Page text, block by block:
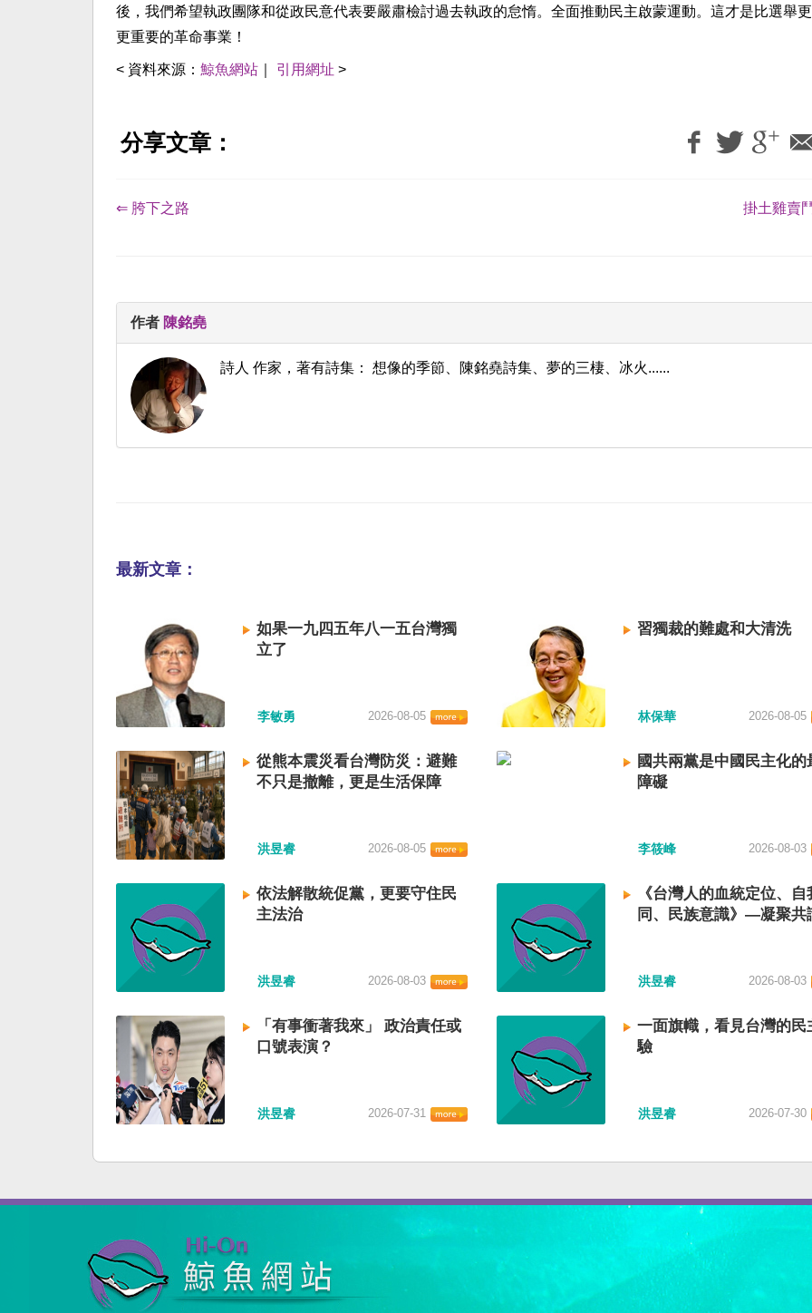
後，我們希望執政團隊和從政民意代表要嚴肅檢討過去執政的怠惰。全面推動民主啟蒙運動。這才是比選舉
更重要的革命事業！
< 資料來源： 鯨魚網站 引用網址 >
分享文章：
⇐ 胯下之路 掛土雞賣
作者 陳銘堯
詩人 作家，著有詩集： 想像的季節、陳銘堯詩集、夢的三棲、冰火......
最新文章：
如果一九四五年八一五台灣獨
立了
李敏勇 2026-08-05
習獨裁的難處和大清洗
林保華 2026-08-05
從熊本震災看台灣防災：避難
不只是撤離，更是生活保障
洪昱睿 2026-08-05
國共兩黨是中國民主化的
障礙
李筱峰 2026-08-03
依法解散統促黨，更要守住民
主法治
洪昱睿 2026-08-03
《台灣人的血統定位、自
同、民族意識》—凝聚共
洪昱睿 2026-08-03
「有事衝著我來」 政治責任或
口號表演？
洪昱睿 2026-07-31
一面旗幟，看見台灣的民
驗
洪昱睿 2026-07-30